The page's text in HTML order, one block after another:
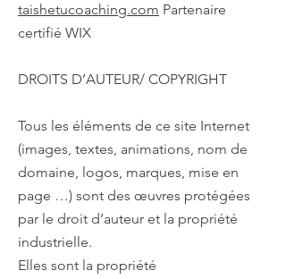
taishetucoaching.com Partenaire
certifié WIX
DROITS D’AUTEUR/ COPYRIGHT
Tous les éléments de ce site Internet
(images, textes, animations, nom de
domaine, logos, marques, mise en
page …) sont des œuvres protégées
par le droit d’auteur et la propriété
industrielle.
Elles sont la propriété